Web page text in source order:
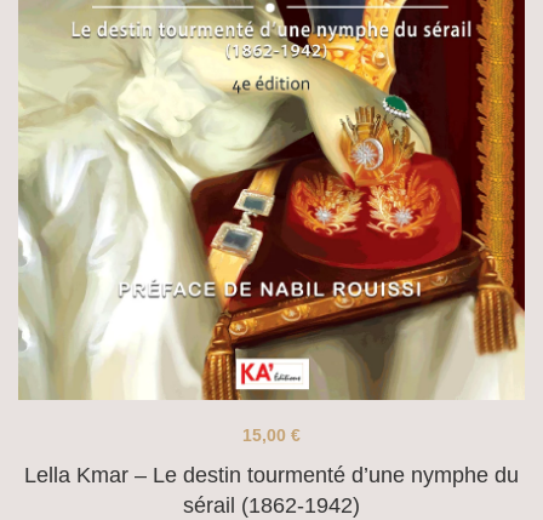
Lella Kmar – Le destin tourmenté d’une nymphe du
sérail (1862-1942)
15,00 €